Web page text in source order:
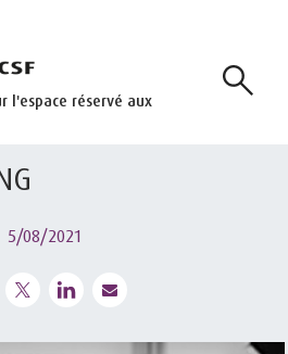
l'espace réservé aux
5/08/2021